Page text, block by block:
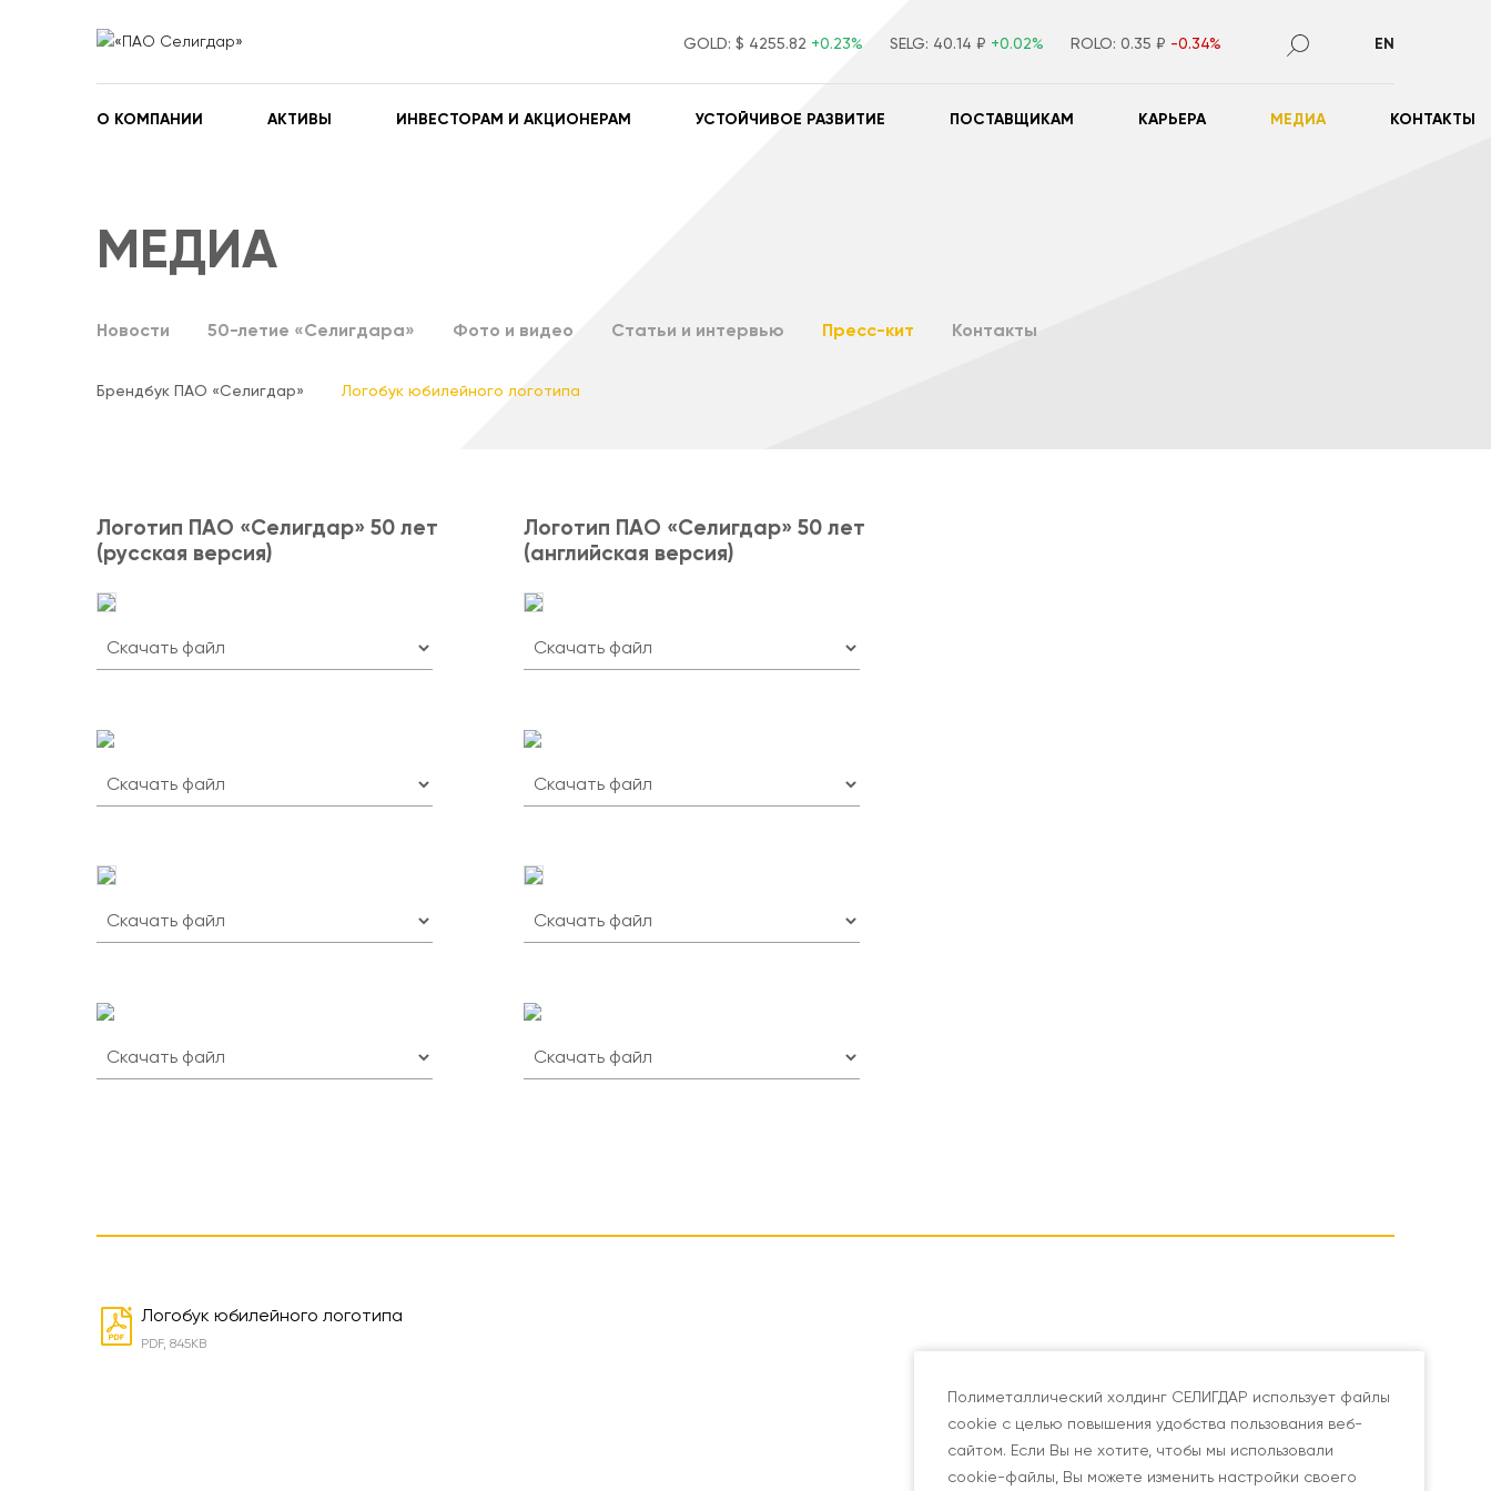
GOLD: $ 4255.82 +0.23% SELG: 40.14 ₽ +0.02% ROLO: 0.35 ₽ -0.34% EN
О КОМПАНИИ АКТИВЫ ИНВЕСТОРАМ И АКЦИОНЕРАМ УСТОЙЧИВОЕ РАЗВИТИЕ ПОСТАВЩИКАМ КАРЬЕРА МЕДИА КОНТАКТЫ
МЕДИА
Новости 50-летие «Селигдара» Фото и видео Статьи и интервью Пресс-кит Контакты
Брендбук ПАО «Селигдар» Логобук юбилейного логотипа
Логотип ПАО «Селигдар» 50 лет
(русская версия)
Логотип ПАО «Селигдар» 50 лет
(английская версия)
Логобук юбилейного логотипа
PDF, 845KB
Полиметаллический холдинг СЕЛИГДАР использует файлы
cookie с целью повышения удобства пользования веб-
сайтом. Если Вы не хотите, чтобы мы использовали
cookie-файлы, Вы можете изменить настройки своего